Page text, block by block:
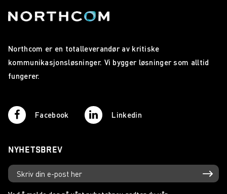
Northcom er en totalleverandør av kritiske
kommunikasjonsløsninger. Vi bygger løsninger som alltid
fungerer.
Facebook Linkedin
NYHETSBREV